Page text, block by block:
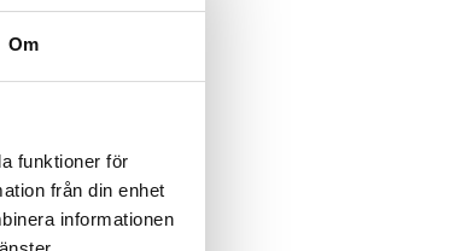
Om
funktioner för
från din enhet
informationen